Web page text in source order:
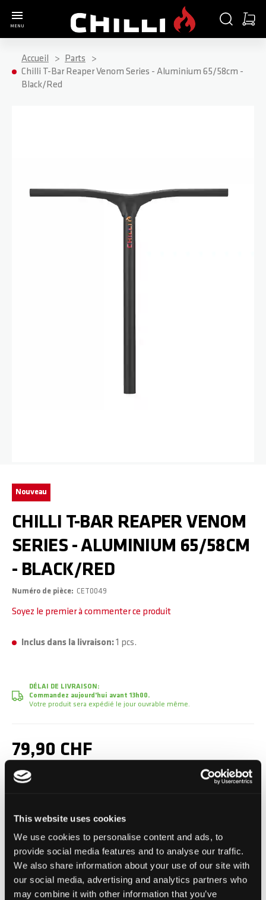
This website uses cookies
We use cookies to personalise content and ads, to
provide social media features and to analyse our traffic.
We also share information about your use of our site with
our social media, advertising and analytics partners who
may combine it with other information that you’ve
MENU
CHERCHER
Accueil
Parts
Chilli T-Bar Reaper Venom Series - Aluminium 65/58cm -
Black/Red
Nouveau
CHILLI T-BAR REAPER VENOM
SERIES - ALUMINIUM 65/58CM
- BLACK/RED
Numéro de pièce CET0049
Soyez le premier à commenter ce produit
Inclus dans la livraison:1 pcs.
DÉLAI DE LIVRAISON:
Commandez aujourd'hui avant 13h00.
Votre produit sera expédié le jour ouvrable même.
79,90 CHF
Ajouter au panier
Ajouter au comparateur